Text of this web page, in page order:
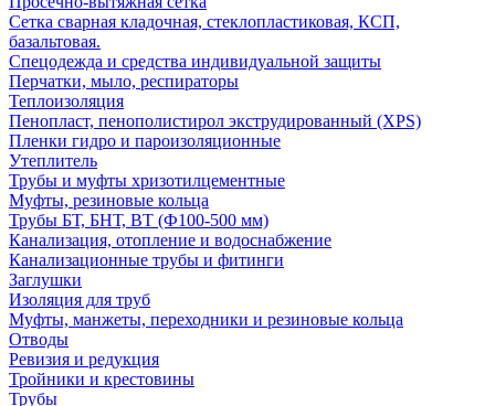
Сетка сварная кладочная, стеклопластиковая, КСП,
базальтовая.
Спецодежда и средства индивидуальной защиты
Перчатки, мыло, респираторы
Теплоизоляция
Пенопласт, пенополистирол экструдированный (XPS)
Пленки гидро и пароизоляционные
Утеплитель
Трубы и муфты хризотилцементные
Муфты, резиновые кольца
Трубы БТ, БНТ, ВТ (Ф100-500 мм)
Канализация, отопление и водоснабжение
Канализационные трубы и фитинги
Заглушки
Изоляция для труб
Муфты, манжеты, переходники и резиновые кольца
Отводы
Ревизия и редукция
Тройники и крестовины
Трубы